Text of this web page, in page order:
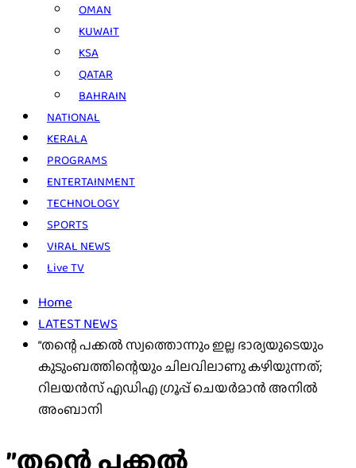
OMAN
KUWAIT
KSA
QATAR
BAHRAIN
NATIONAL
KERALA
PROGRAMS
ENTERTAINMENT
TECHNOLOGY
SPORTS
VIRAL NEWS
Live TV
Home
LATEST NEWS
”തന്റെ പക്കല്‍ സ്വത്തൊന്നും ഇല്ല ഭാര്യയുടെയും
കുടുംബത്തിന്റെയും ചിലവിലാണു കഴിയുന്നത്;
റിലയന്‍സ് എഡിഎ ഗ്രൂപ്പ് ചെയര്‍മാന്‍ അനില്‍
അംബാനി
”തന്റെ പക്കല്‍